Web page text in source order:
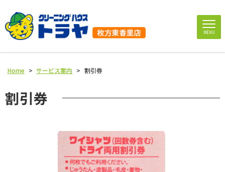
MENU
Home > サービス案内 > 割引券
割引券